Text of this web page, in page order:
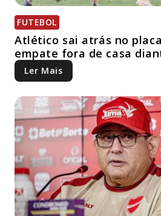
FUTEBOL
Atlético sai atrás no
empate fora de casa
Ler Mais